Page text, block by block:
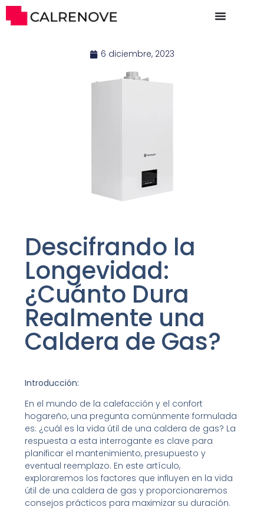
6 diciembre, 2023
Descifrando la
Longevidad:
¿Cuánto Dura
Realmente una
Caldera de Gas?
Introducción:
En el mundo de la calefacción y el confort
hogareño, una pregunta comúnmente formulada
es: ¿cuál es la vida útil de una caldera de gas? La
respuesta a esta interrogante es clave para
planificar el mantenimiento, presupuesto y
eventual reemplazo. En este artículo,
exploraremos los factores que influyen en la vida
útil de una caldera de gas y proporcionaremos
consejos prácticos para maximizar su duración.